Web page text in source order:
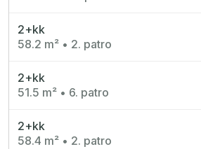
2+kk
58.2 m² • 2. patro
2+kk
51.5 m² • 6. patro
2+kk
58.4 m² • 2. patro